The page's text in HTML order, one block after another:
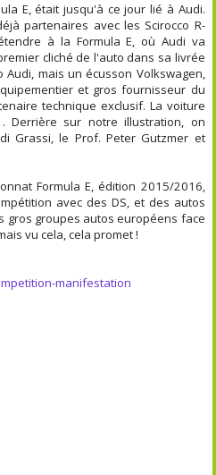
E, était jusqu'à ce jour lié à Audi.
partenaires avec les Scirocco R-
à la Formula E, où Audi va
cliché de l'auto dans sa livrée
mais un écusson Volkswagen,
et gros fournisseur du
technique exclusif. La voiture
Derrière sur notre illustration, on
Grassi, le Prof. Peter Gutzmer et
Formula E, édition 2015/2016,
avec des DS, et des autos
gros groupes autos européens face
vu cela, cela promet !
manifestation